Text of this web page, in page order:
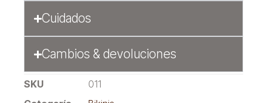
Cuidados
Cambios & devoluciones
SKU
011